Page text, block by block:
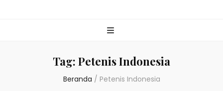
Tag: Petenis Indonesia
Beranda / Petenis Indonesia